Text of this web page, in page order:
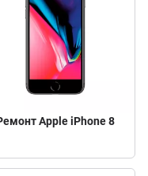
Apple iPhone 8